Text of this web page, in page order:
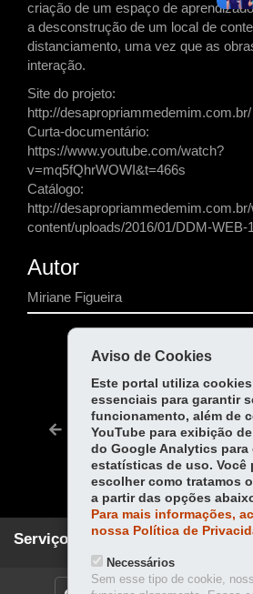
criação de um espaço de
a desconstrução de um local de
distanciamento, uma vez que as
interação.
Site do projeto:
http://desapropriammedemim.com.br/
Curta-documentário:
https://www.youtube.com/watch?
v=mq5fQhrWOWI&t=466s
Catálogo:
http://
content/uploads/2016/01/DDM-WEB-
Autor
Miriane Figueira
COMPARTILHE:
Fa
ce
bo
ok
Tw
itt
er
Voltar Início
Serviços para você!
Aviso de Cookies
Este portal utiliza cookies
essenciais para garantir
funcionamento, além de
YouTube para exibição
do Google Analytics para
estatísticas de uso. Você
escolher como tratamos
a partir das opções
Para mais informações,
nossa Política de
Necessários
Sem esse tipo de cookie,